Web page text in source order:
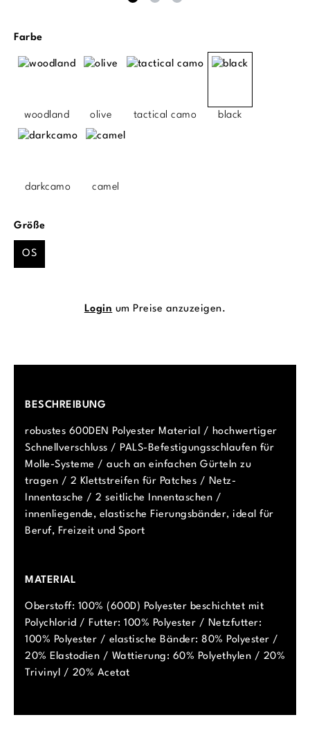
Farbeauswählen
woodland olive tactical camo black
darkcamo camel
Größeauswählen
OS
Login um Preise anzuzeigen.
BESCHREIBUNG
robustes 600DEN Polyester Material / hochwertiger
Schnellverschluss / PALS-Befestigungsschlaufen für
Molle-Systeme / auch an einfachen Gürteln zu
tragen / 2 Klettstreifen für Patches / Netz-
Innentasche / 2 seitliche Innentaschen /
innenliegende, elastische Fierungsbänder, ideal für
Beruf, Freizeit und Sport
MATERIAL
Oberstoff: 100% (600D) Polyester beschichtet mit
Polychlorid / Futter: 100% Polyester / Netzfutter:
100% Polyester / elastische Bänder: 80% Polyester /
20% Elastodien / Wattierung: 60% Polyethylen / 20%
Trivinyl / 20% Acetat